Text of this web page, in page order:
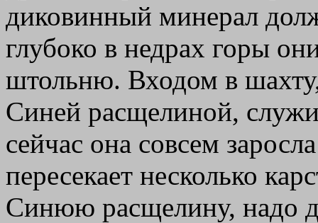
диковинный минерал
глубоко в недрах горы
штольню. Входом в
Синей расщелиной,
сейчас она совсем
пересекает несколько
Синюю расщелину, надо